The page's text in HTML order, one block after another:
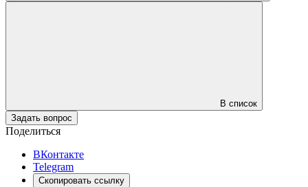
В список
Задать вопрос
Поделиться
ВКонтакте
Telegram
Скопировать ссылку